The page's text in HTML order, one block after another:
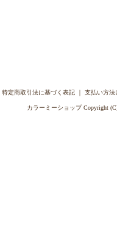
特定商取引法に基づく表記｜ 支払い方法
カラーミーショップCopyright